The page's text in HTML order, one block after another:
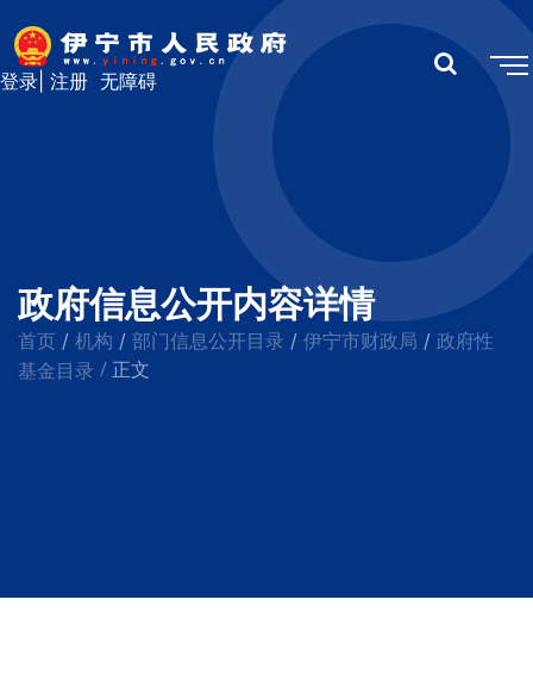
无障碍
登录 注册
政府信息公开内容详情
首页 / 机构 / 部门信息公开目录 / 伊宁市财政局 / 政府性
基金目录 / 正文